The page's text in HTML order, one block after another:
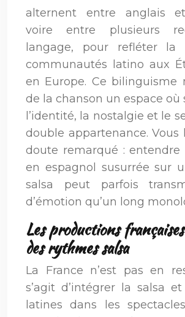
alternent entre anglais
voire entre plusieurs
langage, pour refléter la
communautés latino aux
en Europe. Ce bilinguisme
de la chanson un espace où
l’identité, la nostalgie et le
double appartenance. Vous
doute remarqué : entendre
en espagnol susurrée sur
salsa peut parfois
d’émotion qu’un long
Les productions
des rythmes salsa
La France n’est pas en
s’agit d’intégrer la salsa
latines dans les